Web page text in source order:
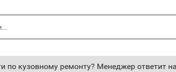
по кузовному ремонту? Менеджер ответит